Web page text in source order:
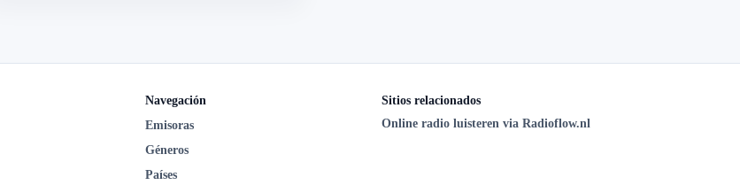
Navegación
Emisoras
Géneros
Países
Sitios relacionados
Online radio luisteren via Radioflow.nl